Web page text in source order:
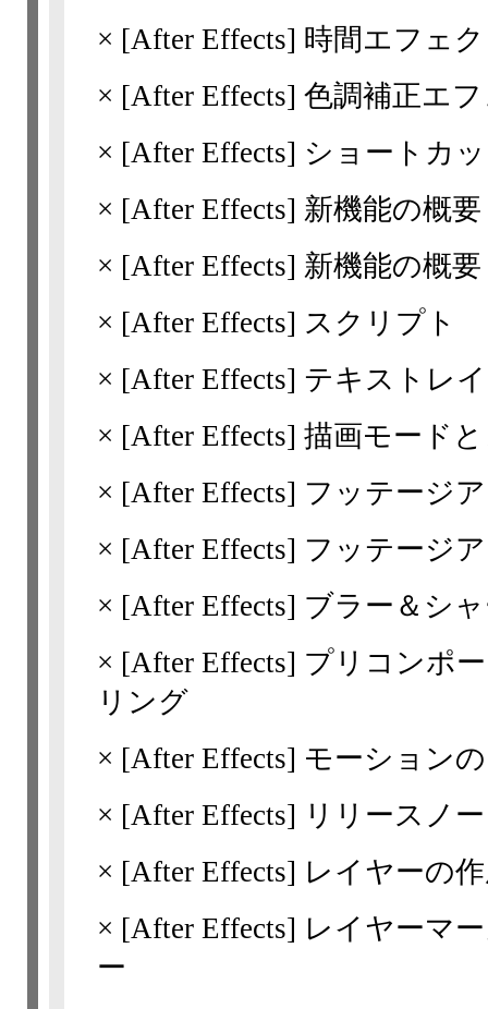
× [After Effects] 時間エフェ
× [After Effects] 色調補正エ
× [After Effects] ショートカ
× [After Effects] 新機能の概要
× [After Effects] 新機能の概
× [After Effects] スクリプト
× [After Effects] テキストレ
× [After Effects] 描画モード
× [After Effects] フッテージ
× [After Effects] フッテージ
× [After Effects] ブラー＆シ
× [After Effects] プリコンポ
リング
× [After Effects] モーション
× [After Effects] リリースノ
× [After Effects] レイヤーの
× [After Effects] レイヤーマ
ー